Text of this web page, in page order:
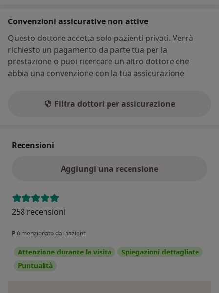
Convenzioni assicurative non attive
Questo dottore accetta solo pazienti privati. Verrà
richiesto un pagamento da parte tua per la
prestazione o puoi ricercare un altro dottore che
abbia una convenzione con la tua assicurazione
Filtra dottori per assicurazione
Recensioni
Aggiungi una recensione
258 recensioni
Più menzionato dai pazienti
Attenzione durante la visita
Spiegazioni dettagliate
Puntualità